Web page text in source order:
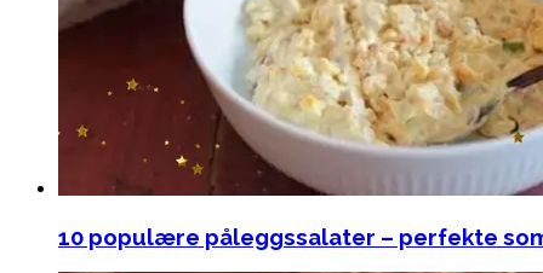
10 populære påleggssalater – perfekte